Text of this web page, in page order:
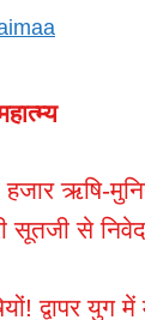
हजार ऋषि-
सूतजी से
द्वापर युग